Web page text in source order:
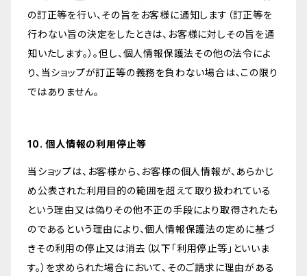
の訂正等を行い、その旨をお客様に通知します（訂正等を
行わない旨の決定をしたときは、お客様に対しその旨を通
知いたします。）。但し、個人情報保護法その他の法令によ
り、当ショップが訂正等の義務を負わない場合は、この限り
ではありません。
10. 個人情報の利用停止等
当ショップは、お客様から、お客様の個人情報が、あらかじ
め公表された利用目的の範囲を超えて取り扱われている
という理由又は偽りその他不正の手段により取得されたも
のであるという理由により、個人情報保護法の定めに基づ
きその利用の停止又は消去（以下「利用停止等」といいま
す。）を求められた場合において、そのご請求に理由がある